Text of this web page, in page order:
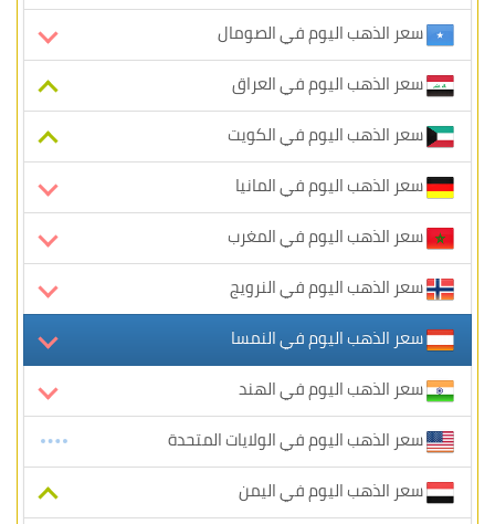
سعر الذهب اليوم في الصومال
سعر الذهب اليوم في العراق
سعر الذهب اليوم في الكويت
سعر الذهب اليوم في المانيا
سعر الذهب اليوم في المغرب
سعر الذهب اليوم في النرويج
سعر الذهب اليوم في النمسا
سعر الذهب اليوم في الهند
سعر الذهب اليوم في الولايات المتحدة
سعر الذهب اليوم في اليمن